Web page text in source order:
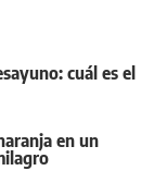
cuál es el
en un